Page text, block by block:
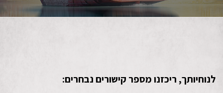
לנוחיותך, ריכזנו מספר קישורים נבחרים: